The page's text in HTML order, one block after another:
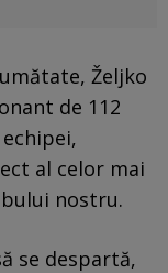
Željko
de 112
al celor mai
nostru.
se despartă,